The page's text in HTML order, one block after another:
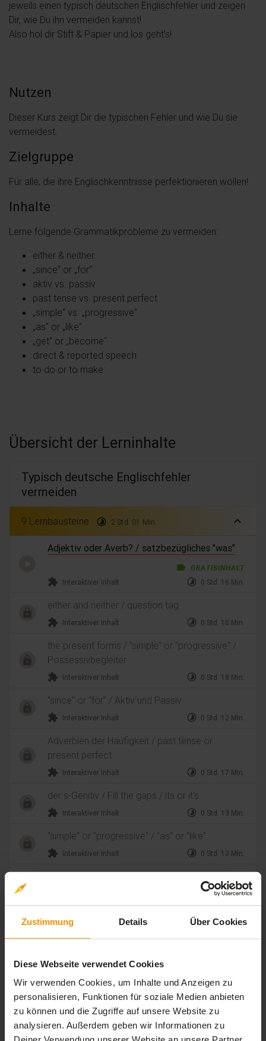
Zustimmung Details Über Cookies
Diese Webseite verwendet Cookies
Wir verwenden Cookies, um Inhalte und Anzeigen zu
personalisieren, Funktionen für soziale Medien anbieten
zu können und die Zugriffe auf unsere Website zu
analysieren. Außerdem geben wir Informationen zu
jeweils einen typisch deutschen Englischfehler und zeigen
Dir, wie Du ihn vermeiden kannst!
Also hol dir Stift & Papier und los geht’s!
Nutzen
Dieser Kurs zeigt Dir die typischen Fehler und wie Du sie
vermeidest.
Zielgruppe
Für alle, die ihre Englischkenntnisse perfektionieren wollen!
Inhalte
Lerne folgende Grammatikprobleme zu vermeiden:
either & neither
„since“ or „for“
aktiv vs. passiv
past tense vs. present perfect
„simple“ vs. „progressive“
„as“ or „like“
„get“ or „become“
direct & reported speech
to do or to make
Übersicht der Lerninhalte
Typisch deutsche Englischfehler
vermeiden
9 Lernbausteine timelapse 2 Std. 01 Min. expand_less
Adjektiv oder Averb? / satzbezügliches "was"
label GRATISINHALT
extension Interaktiver Inhalt timelapse 0 Std. 16 Min.
either and neither / question tag
extension Interaktiver Inhalt timelapse 0 Std. 10 Min.
the present forms / "simple" or "progressive" /
Possessivbegleiter
extension Interaktiver Inhalt timelapse 0 Std. 18 Min.
"since" or "for" / Aktiv und Passiv
extension Interaktiver Inhalt timelapse 0 Std. 12 Min.
Adverbien der Häufigkeit / past tense or
present perfect
extension Interaktiver Inhalt timelapse 0 Std. 17 Min.
der s-Genitiv / Fill the gaps / its or it's
extension Interaktiver Inhalt timelapse 0 Std. 13 Min.
"simple" or "progressive" / "as" or "like"
extension Interaktiver Inhalt timelapse 0 Std. 13 Min.
"get" or "become" / direct and reported
extension Interaktiver Inhalt timelapse 0 Std. 14 Min.
Future Tense / to do vs. to make
Bewertungen
Gesamtbewertung